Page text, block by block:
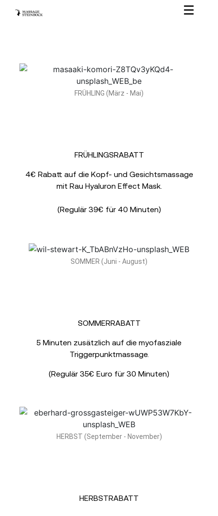
FRÜHLING (März - Mai)
FRÜHLINGSRABATT
4€ Rabatt auf die Kopf- und Gesichtsmassage
mit Rau Hyaluron Effect Mask.
(Regulär 39€ für 40 Minuten)
SOMMER (Juni - August)
SOMMERRABATT
5 Minuten zusätzlich auf die myofasziale
Triggerpunktmassage.
(Regulär 35€ Euro für 30 Minuten)
HERBST (September - November)
HERBSTRABATT